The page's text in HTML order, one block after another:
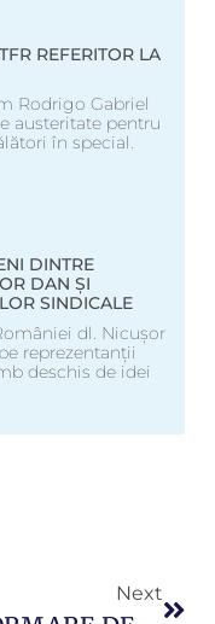
REFERITOR LA
Rodrigo Gabriel
austeritate pentru
în special.
DINTRE
DAN ȘI
SINDICALE
dl. Nicușor
reprezentanții
deschis de idei
Next